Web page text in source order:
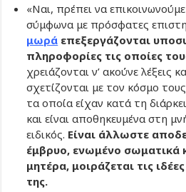
«Ναι, πρέπει να
σύμφωνα με πρόσφατες
μωρά επεξεργάζονται
πληροφορίες τις οποίες
χρειάζονται ν’ ακούνε λέξεις
σχετίζονται με τον κόσμο
τα οποία είχαν κατά τη
και είναι αποθηκευμένα στη
ειδικός. Είναι άλλωστε
έμβρυο, ενωμένο σωματικά
μητέρα, μοιράζεται τις
της.